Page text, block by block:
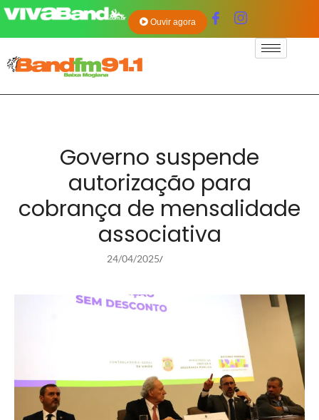
Ouvir agora
Governo suspende
autorização para
cobrança de mensalidade
associativa
24/04/2025/